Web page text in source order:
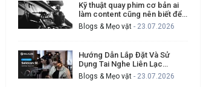
Kỹ thuật quay phim cơ bản ai
làm content cũng nên biết để
tạo video chuyên nghiệp hơn
Blogs & Mẹo vặt - 23.07.2026
Hướng Dẫn Lắp Đặt Và Sử
Dụng Tai Nghe Liên Lạc
Hollyland Solidcom SE Cho
Ekip Quay Phim Đông Người
Blogs & Mẹo vặt - 23.07.2026